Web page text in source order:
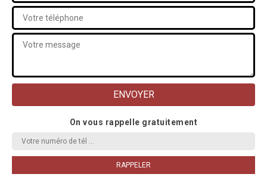
On vous rappelle gratuitement